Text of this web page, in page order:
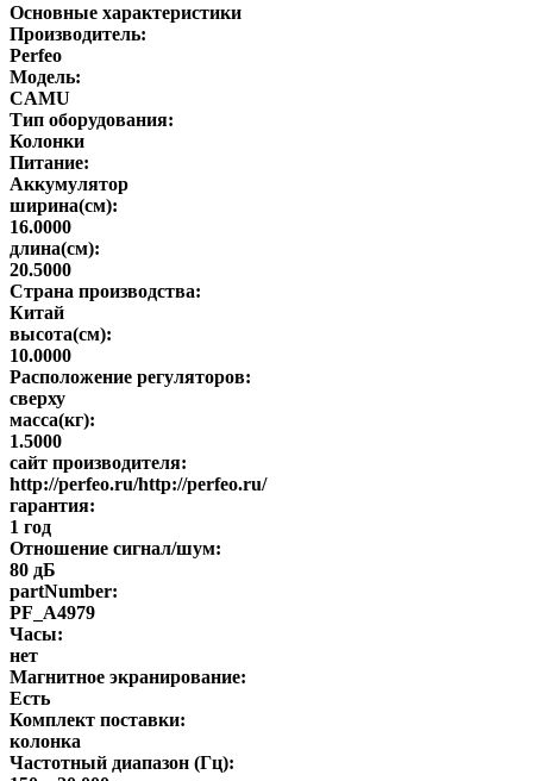
Основные характеристики
Производитель:
Perfeo
Модель:
CAMU
Тип оборудования:
Колонки
Питание:
Аккумулятор
ширина(см):
16.0000
длина(см):
20.5000
Страна производства:
Китай
высота(см):
10.0000
Расположение регуляторов:
сверху
масса(кг):
1.5000
сайт производителя:
http://perfeo.ru/http://perfeo.ru/
гарантия:
1 год
Отношение сигнал/шум:
80 дБ
partNumber:
PF_A4979
Часы:
нет
Магнитное экранирование:
Есть
Комплект поставки:
колонка
Частотный диапазон (Гц):